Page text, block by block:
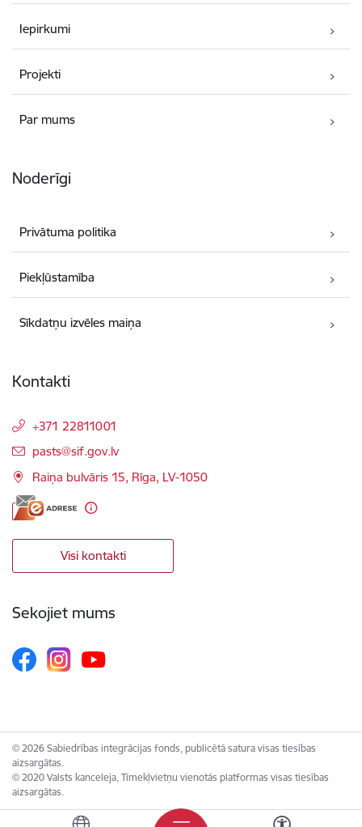
Iepirkumi
Projekti
Par mums
Noderīgi
Privātuma politika
Piekļūstamība
Sīkdatņu izvēles maiņa
Kontakti
+371 22811001
E-pasts:
pasts@sif.gov.lv
Raiņa bulvāris 15, Rīga, LV-1050
Visi kontakti
Sekojiet mums
© 2026 Sabiedrības integrācijas fonds, publicētā satura visas tiesības
aizsargātas.
© 2020 Valsts kanceleja, Tīmekļvietņu vienotās platformas visas tiesības
aizsargātas.